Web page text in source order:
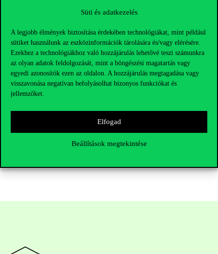
Süti és adatkezelés
A legjobb élmények biztosítása érdekében technológiákat, mint például
sütiket használunk az eszközinformációk tárolására és/vagy elérésére.
Ezekhez a technológiákhoz való hozzájárulás lehetővé teszi számunkra
az olyan adatok feldolgozását, mint a böngészési magatartás vagy
egyedi azonosítók ezen az oldalon. A hozzájárulás megtagadása vagy
visszavonása negatívan befolyásolhat bizonyos funkciókat és
jellemzőket.
Elfogad
Beállítások megtekintése
valóban érdemben tettek azért, hogy a válságok ne mélyüljenek
el. Bernanke egyetemi kutató, éppen azért lett a FED elnöke, mert
komoly tanulmányok és teljesítmény áll mögötte. A betétbiztosítás
és több pénzügyi szabályozó 75 évig megakadályozta a
komolyabb pénzügyi válságot a fejlett országokban, 2008-ban
éppen ezek lazítása vezetett krízishez, viszont pont Bernanke
válság. A három díjazott közgazdász tudása máig érvényes és
eredményes.